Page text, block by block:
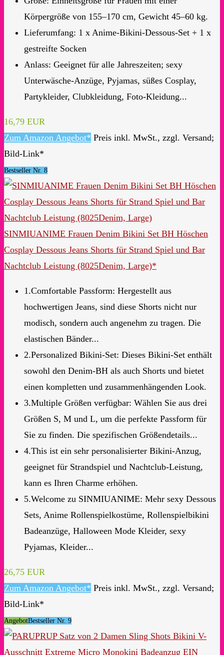
Körpergröße von 155–170 cm, Gewicht 45–60 kg.
Lieferumfang: 1 x Anime-Bikini-Dessous-Set + 1 x
gestreifte Socken
Anlass: Geeignet für alle Jahreszeiten; sexy
Unterwäsche-Anzüge, Pyjamas, süßes Cosplay,
Partykleider, Clubkleidung, Foto-Kleidung...
16,79 EUR
Zum Amazon Angebot* Preis inkl. MwSt., zzgl. Versand;
Bild-Link*
Bestseller Nr. 8
SINMIUANIME Frauen Denim Bikini Set BH Höschen
Cosplay Dessous Jeans Shorts für Strand Spiel und Bar
Nachtclub Leistung (8025Denim, Large)*
1.Comfortable Passform: Hergestellt aus
hochwertigen Jeans, sind diese Shorts nicht nur
modisch, sondern auch angenehm zu tragen. Die
elastischen Bänder...
2.Personalized Bikini-Set: Dieses Bikini-Set enthält
sowohl den Denim-BH als auch Shorts und bietet
einen kompletten und zusammenhängenden Look.
3.Multiple Größen verfügbar: Wählen Sie aus drei
Größen S, M und L, um die perfekte Passform für
Sie zu finden. Die spezifischen Größendetails...
4.This ist ein sehr personalisierter Bikini-Anzug,
geeignet für Strandspiel und Nachtclub-Leistung,
kann es Ihren Charme erhöhen.
5.Welcome zu SINMIUANIME: Mehr sexy Dessous
Sets, Anime Rollenspielkostüme, Rollenspielbikini
Badeanzüge, Halloween Mode Kleider, sexy
Pyjamas, Kleider...
26,75 EUR
Zum Amazon Angebot* Preis inkl. MwSt., zzgl. Versand;
Bild-Link*
AngebotBestseller Nr. 9